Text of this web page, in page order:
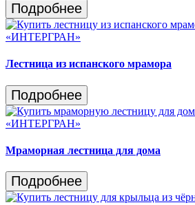
Подробнее
Лестница из испанского мрамора
Подробнее
Мраморная лестница для дома
Подробнее